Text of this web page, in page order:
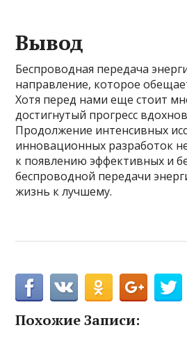
Вывод
Беспроводная передача
направление, которое
Хотя перед нами еще стоит
достигнутый прогресс
Продолжение интенсивных
инновационных разработок
к появлению эффективных и
беспроводной передачи
жизнь к лучшему.
Похожие Записи: